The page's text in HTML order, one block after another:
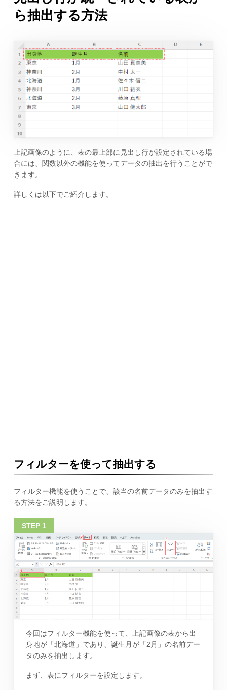
ら抽出する方法
上記画像のように、表の最上部に見出し行が設定されている場
合には、関数以外の機能を使ってデータの抽出を行うことがで
きます。
詳しくは以下でご紹介します。
フィルターを使って抽出する
フィルター機能を使うことで、該当の名前データのみを抽出す
る方法をご説明します。
今回はフィルター機能を使って、上記画像の表から出
身地が「北海道」であり、誕生月が「2月」の名前デー
タのみを抽出します。
まず、表にフィルターを設定します。